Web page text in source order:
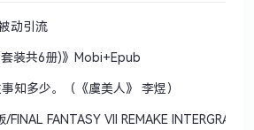
动引流
套装共6册)》Mobi+Epub
事知多少。（《虞美人》 李煜）
FANTASY VII REMAKE INTERGRADE